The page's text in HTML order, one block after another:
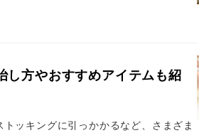
し方やおすすめアイテムも紹
ッキングに引っかかるなど、さまざま